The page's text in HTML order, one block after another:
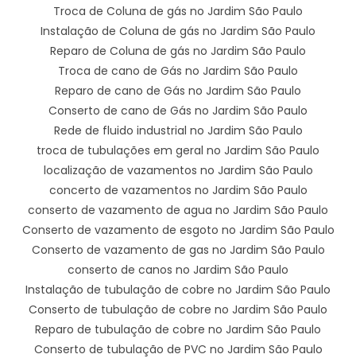
Troca de Coluna de gás no Jardim São Paulo
Instalação de Coluna de gás no Jardim São Paulo
Reparo de Coluna de gás no Jardim São Paulo
Troca de cano de Gás no Jardim São Paulo
Reparo de cano de Gás no Jardim São Paulo
Conserto de cano de Gás no Jardim São Paulo
Rede de fluido industrial no Jardim São Paulo
troca de tubulações em geral no Jardim São Paulo
localização de vazamentos no Jardim São Paulo
concerto de vazamentos no Jardim São Paulo
conserto de vazamento de agua no Jardim São Paulo
Conserto de vazamento de esgoto no Jardim São Paulo
Conserto de vazamento de gas no Jardim São Paulo
conserto de canos no Jardim São Paulo
Instalação de tubulação de cobre no Jardim São Paulo
Conserto de tubulação de cobre no Jardim São Paulo
Reparo de tubulação de cobre no Jardim São Paulo
Conserto de tubulação de PVC no Jardim São Paulo